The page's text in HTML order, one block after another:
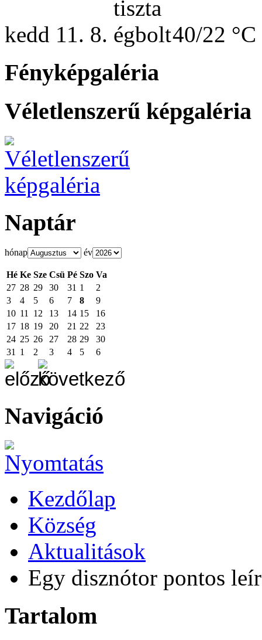
kedd 11. 8. 40/22 °C
Fényképgaléria
Véletlenszerű képgaléria
Naptár
hónap év
Hé Ke Sze Csü Pé Szo Va
27 28 29 30 31 1
2
3
4 5 6 7 8
9
10 11 12 13 14 15
16
17 18 19 20 21 22
23
24 25 26 27 28 29
30
31
1 2 3 4 5 6
Navigáció
Kezdőlap
Község
Aktualitások
Egy disznótor pontos
Tartalom